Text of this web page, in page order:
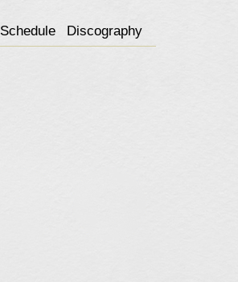
Schedule Discography